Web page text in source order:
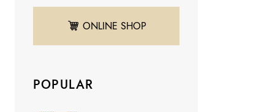
ONLINE SHOP
POPULAR